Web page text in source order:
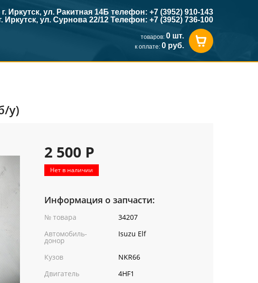
г. Иркутск, ул. Ракитная 14Б телефон: +7 (3952) 910-143
Иркутск, ул. Сурнова 22/12 Телефон: +7 (3952) 736-100
товаров: 0 шт.
к оплате: 0 руб.
у)
2 500 Р
Нет в наличии
Информация о запчасти:
№ товара
34207
Автомобиль-
донор
Isuzu Elf
Кузов
NKR66
Двигатель
4HF1